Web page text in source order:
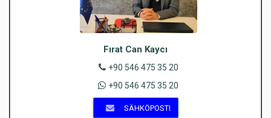
Fırat Can Kaycı
+90 546 475 35 20
+90 546 475 35 20
SÄHKÖPOSTI